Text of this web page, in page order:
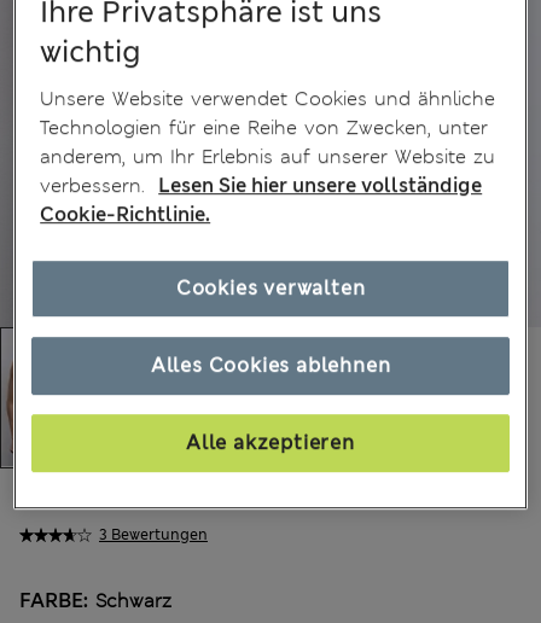
3 Bewertungen
€22.00
FARBE: Schwarz
Ihre Privatsphäre ist uns
wichtig
Unsere Website verwendet Cookies und ähnliche
Technologien für eine Reihe von Zwecken, unter
anderem, um Ihr Erlebnis auf unserer Website zu
verbessern.
Lesen Sie hier unsere vollständige
Cookie-Richtlinie.
Alles Cookies ablehnen
Alle akzeptieren
Cookies verwalten